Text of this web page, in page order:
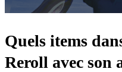
Quels items
Reroll avec son